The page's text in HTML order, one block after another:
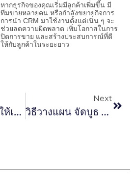
หากธุรกิจของคุณเริ่มมีลูกค้าเพิ่มขึ้น มี
ทีมขายหลายคน หรือกำลังขยายกิจการ
การนำ CRM มาใช้งานตั้งแต่เนิ่น ๆ จะ
ช่วยลดความผิดพลาด เพิ่มโอกาสในการ
ปิดการขาย และสร้างประสบการณ์ที่ดี
ให้กับลูกค้าในระยะยาว
วิธีเลือก คีออส ให้เหมาะกับงานอีเวนต์และพื้นที่ขาย
Next
วิธีวางแผน จัดบูธ ให้พร้อมก่อนวันงานแบบไม่ตกหล่น